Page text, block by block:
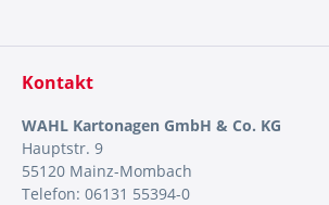
Kontakt
WAHL Kartonagen GmbH & Co. KG
Hauptstr. 9
55120 Mainz-Mombach
Telefon: 06131 55394-0